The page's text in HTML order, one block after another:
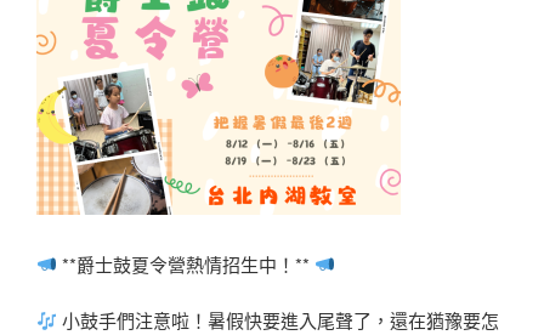
**爵士鼓夏令營熱情招生中！**
小鼓手們注意啦！暑假快要進入尾聲了，還在猶豫要怎